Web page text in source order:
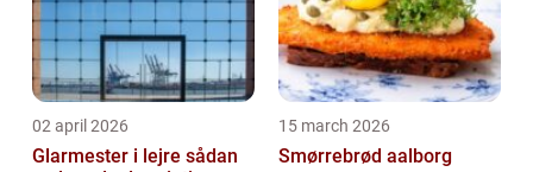
02 april 2026
Glarmester i lejre sådan
15 march 2026
Smørrebrød aalborg